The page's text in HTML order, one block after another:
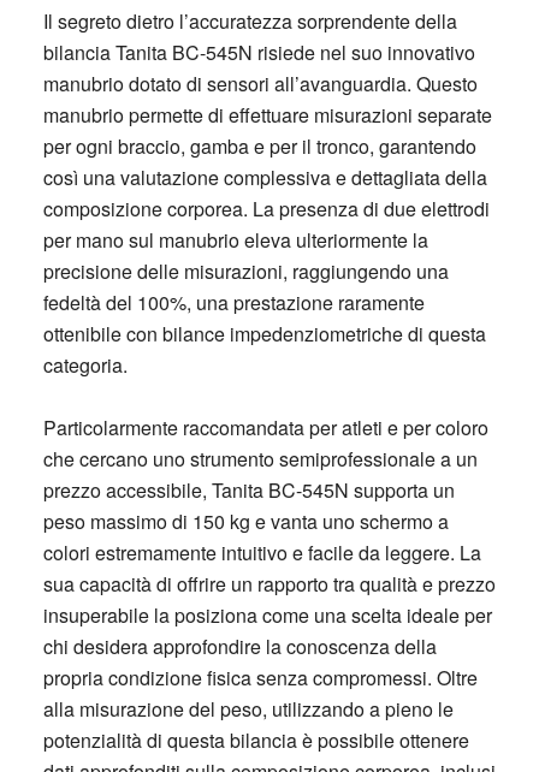
Il segreto dietro l’accuratezza sorprendente della
bilancia Tanita BC-545N risiede nel suo innovativo
manubrio dotato di sensori all’avanguardia. Questo
manubrio permette di effettuare misurazioni separate
per ogni braccio, gamba e per il tronco, garantendo
così una valutazione complessiva e dettagliata della
composizione corporea. La presenza di due elettrodi
per mano sul manubrio eleva ulteriormente la
precisione delle misurazioni, raggiungendo una
fedeltà del 100%, una prestazione raramente
ottenibile con bilance impedenziometriche di questa
categoria.
Particolarmente raccomandata per atleti e per coloro
che cercano uno strumento semiprofessionale a un
prezzo accessibile, Tanita BC-545N supporta un
peso massimo di 150 kg e vanta uno schermo a
colori estremamente intuitivo e facile da leggere. La
sua capacità di offrire un rapporto tra qualità e prezzo
insuperabile la posiziona come una scelta ideale per
chi desidera approfondire la conoscenza della
propria condizione fisica senza compromessi. Oltre
alla misurazione del peso, utilizzando a pieno le
potenzialità di questa bilancia è possibile ottenere